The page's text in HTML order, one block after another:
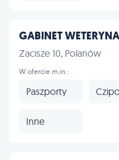
GABINET
Zacisze 10, Polanów
W ofercie m.in.:
Paszporty
Inne